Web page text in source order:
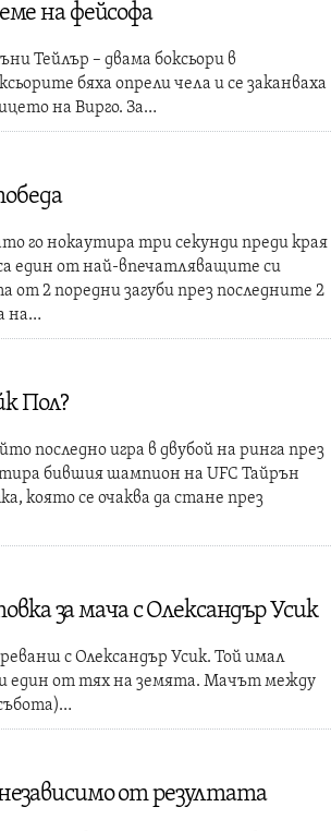
на фейсофа
Тейлър – двама боксьори в
бяха опрели чела и се заканваха
на Вирго. За…
го нокаутира три секунди преди края
един от най-впечатляващите си
от 2 поредни загуби през последните 2
на…
Пол?
последно игра в двубой на ринга през
бившия шампион на UFC Тайрън
която се очаква да стане през
за мача с Олександър Усик
с Олександър Усик. Той имал
един от тях на земята. Мачът между
от резултата